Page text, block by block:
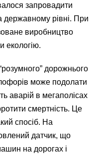
запровадити
державному рівні. При
виробництво
екологію.
дорожнього
може подолати
аварій в мегаполісах
смертність. Це
спосіб. На
датчик, що
на дорогах і